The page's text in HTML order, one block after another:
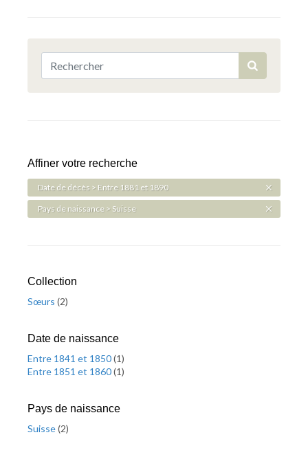
Affiner votre recherche
Date de décès > Entre 1881 et 1890
Pays de naissance > Suisse
Collection
Sœurs (2)
Date de naissance
Entre 1841 et 1850(1)
Entre 1851 et 1860(1)
Pays de naissance
Suisse(2)